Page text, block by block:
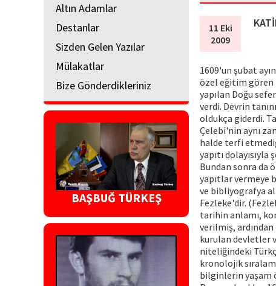
Altın Adamlar
Destanlar
Sizden Gelen Yazılar
Mülakatlar
Bize Gönderdikleriniz
BAŞBUĞ TÜRKEŞ
11 Eki
2009
1609'un şubat
özel eğitim gören
yapılan Doğu
verdi. Devrin
oldukça giderdi.
Çelebi'nin aynı
halde terfi
yapıtı
Bundan sonra da
yapıtlar vermeye
ve bibliyografya
Fezleke'dir.
tarihin anlamı,
verilmiş,
kurulan devletler
niteliğindeki
kronolojik
bilginlerin yaşam